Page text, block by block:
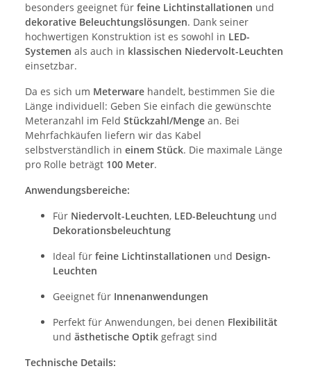
besonders geeignet für feine Lichtinstallationen und
dekorative Beleuchtungslösungen. Dank seiner
hochwertigen Konstruktion ist es sowohl in LED-
Systemen als auch in klassischen Niedervolt-Leuchten
einsetzbar.
Da es sich um Meterware handelt, bestimmen Sie die
Länge individuell: Geben Sie einfach die gewünschte
Meteranzahl im Feld Stückzahl/Menge an. Bei
Mehrfachkäufen liefern wir das Kabel
selbstverständlich in einem Stück. Die maximale Länge
pro Rolle beträgt 100 Meter.
Anwendungsbereiche:
Für Niedervolt-Leuchten, LED-Beleuchtung und
Dekorationsbeleuchtung
Ideal für feine Lichtinstallationen und Design-
Leuchten
Geeignet für Innenanwendungen
Perfekt für Anwendungen, bei denen Flexibilität
und ästhetische Optik gefragt sind
Technische Details: